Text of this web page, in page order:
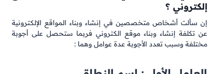
إلكتروني ؟
إن سألت أشخاص متخصصين في إنشاء وبناء المواقع الإلكترونية
عن تكلفة إنشاء وبناء موقع الكتروني فربما ستحصل على أجوبة
مختلفة وسبب تعدد الأجوبة عدة عوامل وهما :